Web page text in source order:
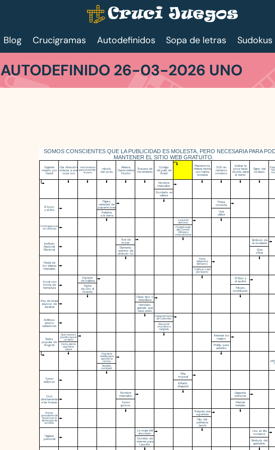
Blog Crucigramas Autodefinidos Sopa de letras Sudokus
AUTODEFINIDO 26-03-2026 UNO
SOMOS CONSCIENTES QUE LA PUBLICIDAD ES MOLESTA, PERO NECESARIA PARA
MANTENER EL SITIO WEB GRATUITO.
Gigante
muerto por
David
Dar dirección
oblicua, a una
cosa con
Herramienta
para extender
el yeso
mbolo
del yodo
Alianza
Democrática
Tricolor
Torpeza de
movimiento
Código
de país de
Brasil
Mazamorra
chilena hecha
con harina
tostada
500 en
números
romanos
Inclinar la
proa hacia
donde viene
el viento
Signo del
zodiaco
Nombre
masculino
Bordado en
relieve
El boro
y el litro
Pájaro,
variedad de
papamoscas
Relativa
a la sierra
Presa,
convicta
Usa,
utiliza
Contrapeso en
un vehículo
La punta
del seno
Ciudad sede
del Comité
Olímpico
Internacional
Instituto
Nacional
Electoral
Ave de
la paz
Elemento
químico de
símbolo Co
Símbolo de
la tonelada
Que
oficia
Pedal de
los telares
manuales
Parte
delantera
del barco
Calificar o dar
por bueno
Vocal con
forma de
herradura
Especie
de ballena
Padre
de Ciro el
Grande
El flúor y
el azufre
Tributo,
contribució
Rey de Israel,
esposo de
Jezabel
Clase, tipo o
naturaleza
Hermano
gemelo que
nace unido
Anfibios
anuros
saltadores
Departamento
de Colombia
Que está
muy lleno o
cargado
Teatro
popular de
Bogotá
Que causa o
puede causar
un daño
Dicho del río
que tiene
playa
Atender los
ruegos
Prefijo para
adentro
Púa de la
hebilla para
apretar la
cincha
Batallar,
combatir
Tumor
adiposo
Piña
tropical
Enfado,
disgusto
Coci
directamente
a las brasas
Nombre
masculino
Tumor
gotoso
Segunda
persona
Mezcla
metales
Primer
presidente de
Rusia tras la
disolución de
la URSS
Raspan una
superficie
Hijo del
patriarca
Jacob
Higiene
personal
La soga del
ahorcado
Dominio de
internet para
Lesotho
Uno en #s
romanos
Símbolo del
gadolinio